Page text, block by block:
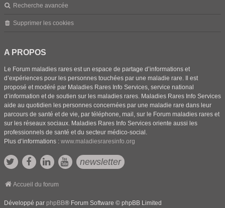
Recherche avancée
Supprimer les cookies
A PROPOS
Le Forum maladies rares est un espace de partage d’informations et
d’expériences pour les personnes touchées par une maladie rare. Il est
proposé et modéré par Maladies Rares Info Services, service national
d’information et de soutien sur les maladies rares. Maladies Rares Info Services
aide au quotidien les personnes concernées par une maladie rare dans leur
parcours de santé et de vie, par téléphone, mail, sur le Forum maladies rares et
sur les réseaux sociaux. Maladies Rares Info Services oriente aussi les
professionnels de santé et du secteur médico-social.
Plus d’informations : www.maladiesraresinfo.org
newsletter
Accueil du forum
Développé par phpBB® Forum Software © phpBB Limited